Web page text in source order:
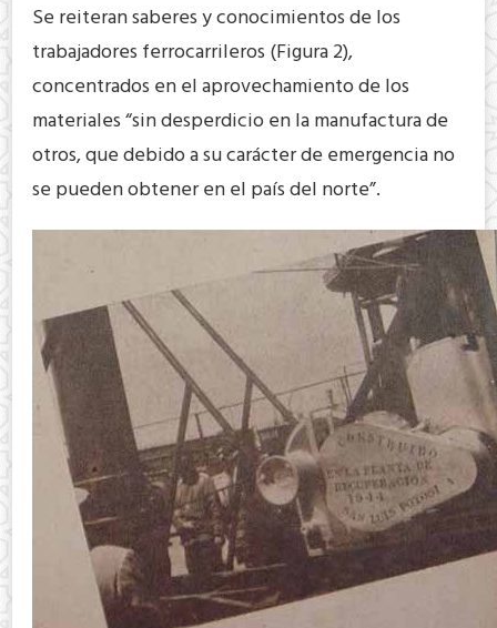
Se reiteran saberes y conocimientos de los
trabajadores ferrocarrileros (Figura 2),
concentrados en el aprovechamiento de los
materiales “sin desperdicio en la manufactura de
otros, que debido a su carácter de emergencia no
se pueden obtener en el país del norte”.